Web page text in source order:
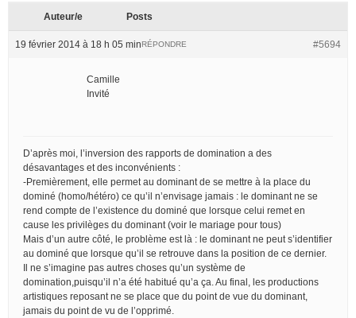
Auteur/e Posts
19 février 2014 à 18 h 05 min #5694
RÉPONDRE
Camille
Invité
D’après moi, l’inversion des rapports de domination a des
désavantages et des inconvénients :
-Premièrement, elle permet au dominant de se mettre à la place du
dominé (homo/hétéro) ce qu’il n’envisage jamais : le dominant ne se
rend compte de l’existence du dominé que lorsque celui remet en
cause les privilèges du dominant (voir le mariage pour tous)
Mais d’un autre côté, le problème est là : le dominant ne peut s’identifier
au dominé que lorsque qu’il se retrouve dans la position de ce dernier.
Il ne s’imagine pas autres choses qu’un système de
domination,puisqu’il n’a été habitué qu’a ça. Au final, les productions
artistiques reposant ne se place que du point de vue du dominant,
jamais du point de vu de l’opprimé.